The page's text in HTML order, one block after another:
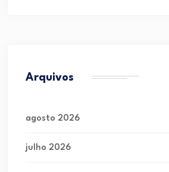
Arquivos
agosto 2026
julho 2026